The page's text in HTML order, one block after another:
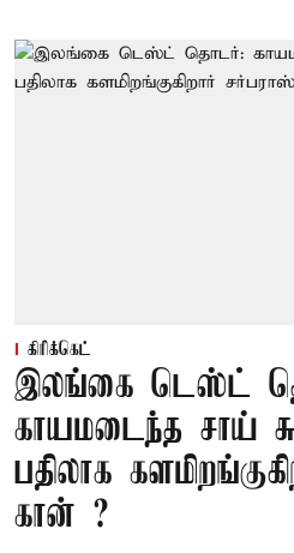
கிரிக்கெட்
இலங்கை டெஸ்ட்
காயமடைந்த சாய்
பதிலாக
கான் ?